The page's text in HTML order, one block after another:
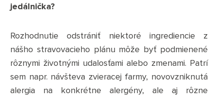
jedálnička?
Rozhodnutie odstrániť niektoré ingrediencie z
nášho stravovacieho plánu môže byť podmienené
rôznymi životnými udalosťami alebo zmenami. Patrí
sem napr. návšteva zvieracej farmy, novovzniknutá
alergia na konkrétne alergény, ale aj rôzne